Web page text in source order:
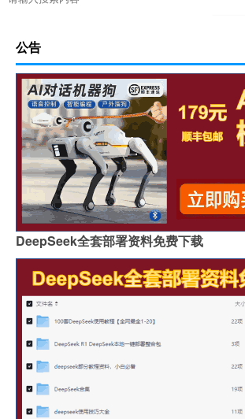
公告
DeepSeek全套部署资料免费下载